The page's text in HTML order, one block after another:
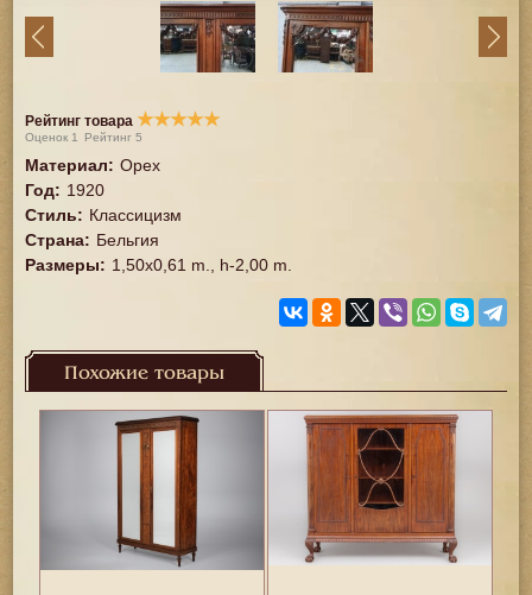
Рейтинг товара ★★★★★
Оценок 1 Рейтинг5
Материал: Орех
Год: 1920
Стиль: Классицизм
Страна: Бельгия
Размеры: 1,50x0,61 m., h-2,00 m.
Похожие товары